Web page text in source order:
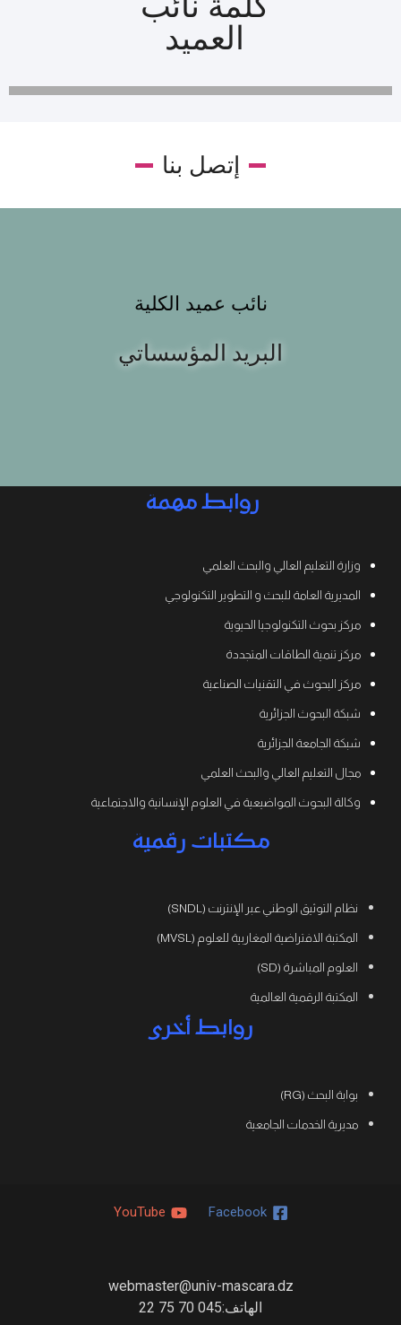
العميد
إتصل بنا
نائب عميد الكلية
البريد المؤسساتي
روابط مهمة
وزارة التعليم العالي والبحث العلمي
المديرية العامة للبحث و التطوير التكنولوجي
مركز بحوث التكنولوجيا الحيوية
مركز تنمية الطاقات المتجددة
مركز البحوث في التقنيات الصناعية
شبكة البحوث الجزائرية
شبكة الجامعة الجزائرية
مجال التعليم العالي والبحث العلمي
وكالة البحوث المواضيعية في العلوم الإنسانية والاجتماعية
مكتبات رقمية
نظام التوثيق الوطني عبر الإنترنت (SNDL)
المكتبة الافتراضية المغاربية للعلوم (MVSL)
العلوم المباشرة (SD)
المكتبة الرقمية العالمية
روابط أخرى
بوابة البحث (RG)
مديرية الخدمات الجامعية
Facebook
YouTube
webmaster@univ-mascara.dz
الهاتف:045 70 75 22